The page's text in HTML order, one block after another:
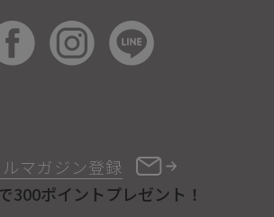
ルマガジン登録
300ポイントプレゼント！